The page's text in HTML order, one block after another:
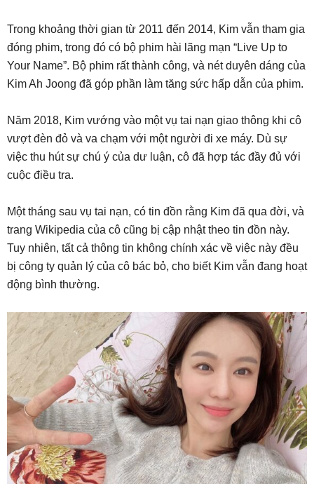
Trong khoảng thời gian từ 2011 đến 2014, Kim vẫn tham gia
đóng phim, trong đó có bộ phim hài lãng mạn “Live Up to
Your Name”. Bộ phim rất thành công, và nét duyên dáng của
Kim Ah Joong đã góp phần làm tăng sức hấp dẫn của phim.
Năm 2018, Kim vướng vào một vụ tai nạn giao thông khi cô
vượt đèn đỏ và va chạm với một người đi xe máy. Dù sự
việc thu hút sự chú ý của dư luận, cô đã hợp tác đầy đủ với
cuộc điều tra.
Một tháng sau vụ tai nạn, có tin đồn rằng Kim đã qua đời, và
trang Wikipedia của cô cũng bị cập nhật theo tin đồn này.
Tuy nhiên, tất cả thông tin không chính xác về việc này đều
bị công ty quản lý của cô bác bỏ, cho biết Kim vẫn đang hoạt
động bình thường.